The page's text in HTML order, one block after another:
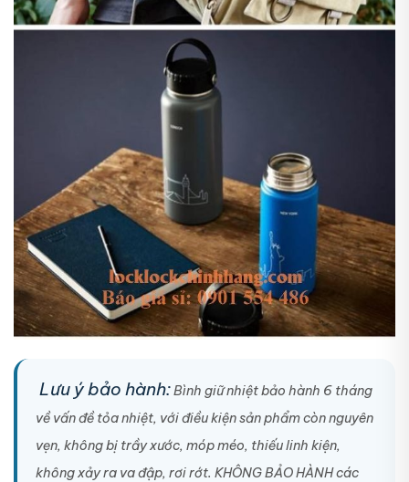
Lưu ý bảo hành:Bình giữ nhiệt bảo hành 6 tháng
về vấn đề tỏa nhiệt, với điều kiện sản phẩm còn nguyên
vẹn, không bị trầy xước, móp méo, thiếu linh kiện,
không xảy ra va đập, rơi rớt. KHÔNG BẢO HÀNH các